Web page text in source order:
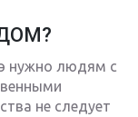
нужно людям с
не следует